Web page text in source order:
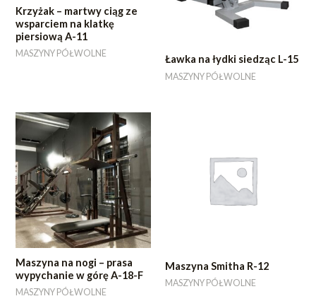
Krzyżak – martwy ciąg ze
wsparciem na klatkę
piersiową A-11
MASZYNY PÓŁWOLNE
Ławka na łydki siedząc L-15
MASZYNY PÓŁWOLNE
Maszyna na nogi – prasa
wypychanie w górę A-18-F
MASZYNY PÓŁWOLNE
Maszyna Smitha R-12
MASZYNY PÓŁWOLNE